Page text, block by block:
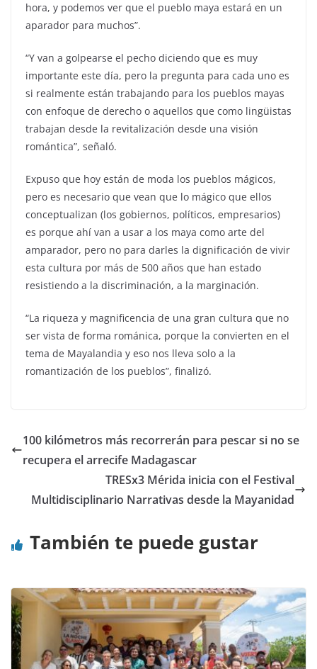
hora, y podemos ver que el pueblo maya estará en un
aparador para muchos”.
“Y van a golpearse el pecho diciendo que es muy
importante este día, pero la pregunta para cada uno es
si realmente están trabajando para los pueblos mayas
con enfoque de derecho o aquellos que como lingüistas
trabajan desde la revitalización desde una visión
romántica”, señaló.
Expuso que hoy están de moda los pueblos mágicos,
pero es necesario que vean que lo mágico que ellos
conceptualizan (los gobiernos, políticos, empresarios)
es porque ahí van a usar a los maya como arte del
amparador, pero no para darles la dignificación de vivir
esta cultura por más de 500 años que han estado
resistiendo a la discriminación, a la marginación.
“La riqueza y magnificencia de una gran cultura que no
ser vista de forma románica, porque la convierten en el
tema de Mayalandia y eso nos lleva solo a la
romantización de los pueblos”, finalizó.
100 kilómetros más recorrerán para pescar si no se
recupera el arrecife Madagascar
TRESx3 Mérida inicia con el Festival
Multidisciplinario Narrativas desde la Mayanidad
También te puede gustar